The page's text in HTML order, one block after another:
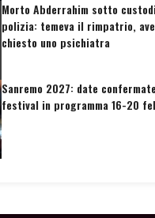
Morto Abderrahim sotto
polizia: temeva il rimpatrio,
chiesto uno psichiatra
Sanremo 2027: date
festival in programma 16-20